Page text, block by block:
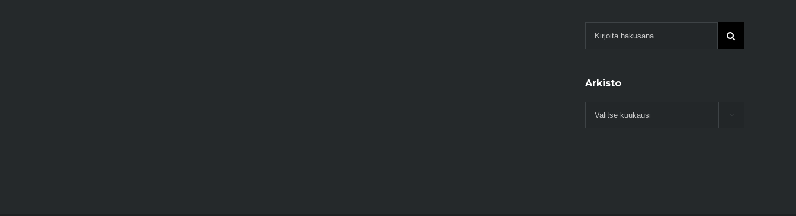
Arkisto
Arkisto